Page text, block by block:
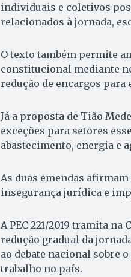
individuais e coletivos
relacionados à jornada,
O texto também permite
constitucional mediante
redução de encargos para
Já a proposta de Tião
exceções para setores
abastecimento, energia e
As duas emendas
insegurança jurídica e
A PEC 221/2019 tramita
redução gradual da
ao debate nacional sobre
trabalho no país.